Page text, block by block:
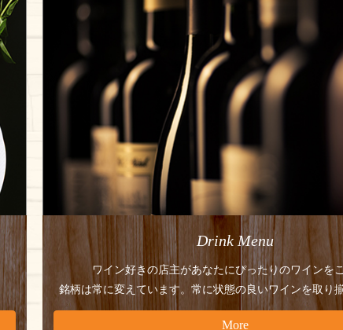
Drink Menu
ワイン好きの店主があなたにぴったりのワインをご
銘柄は常に変えています。常に状態の良いワインを取り
More